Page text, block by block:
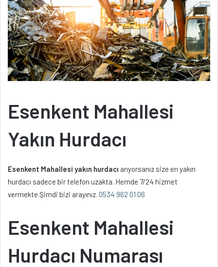
Esenkent Mahallesi
Yakın Hurdacı
Esenkent Mahallesi yakın hurdacı arıyorsanız size en yakın
hurdacı sadece bir telefon uzakta. Hemde 7/24 hizmet
vermekte.Şimdi bizi arayınız. 0534 962 01 06
Esenkent Mahallesi
Hurdacı Numarası